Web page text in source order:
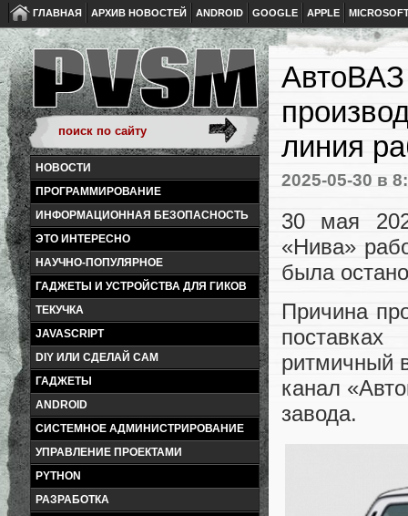
ГЛАВНАЯ АРХИВ НОВОСТЕЙ ANDROID GOOGLE APPLE
НОВОСТИ
ПРОГРАММИРОВАНИЕ
ИНФОРМАЦИОННАЯ БЕЗОПАСНОСТЬ
ЭТО ИНТЕРЕСНО
НАУЧНО-ПОПУЛЯРНОЕ
ГАДЖЕТЫ И УСТРОЙСТВА ДЛЯ ГИКОВ
ТЕКУЧКА
JAVASCRIPT
DIY ИЛИ СДЕЛАЙ САМ
ГАДЖЕТЫ
ANDROID
СИСТЕМНОЕ АДМИНИСТРИРОВАНИЕ
УПРАВЛЕНИЕ ПРОЕКТАМИ
PYTHON
РАЗРАБОТКА
АвтоВАЗ
линия
2025-05-30 в
30 мая
«Нива»
была
Причина
ритмичный
канал
завода.